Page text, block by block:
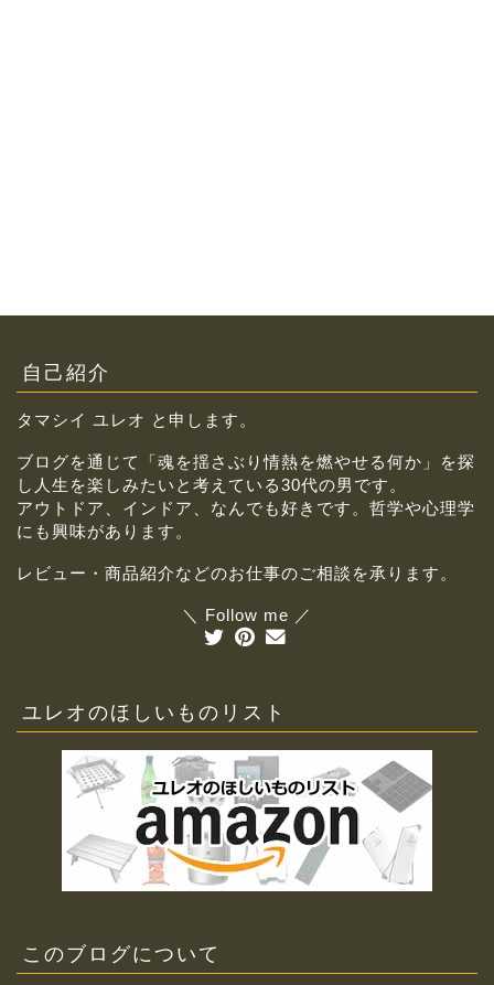
自己紹介
タマシイ ユレオ と申します。
ブログを通じて「魂を揺さぶり情熱を燃やせる何か」を探
し人生を楽しみたいと考えている30代の男です。
アウトドア、インドア、なんでも好きです。哲学や心理学
にも興味があります。
レビュー・商品紹介などのお仕事のご相談を承ります。
＼ Follow me ／
ユレオのほしいものリスト
このブログについて